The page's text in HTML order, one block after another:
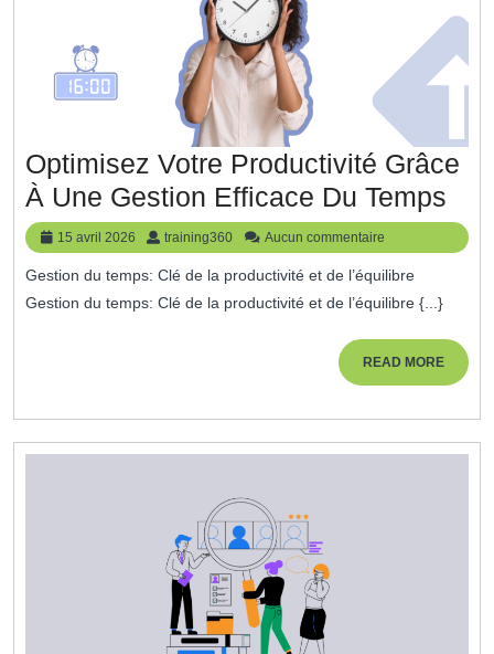
Optimisez Votre Productivité Grâce
À Une Gestion Efficace Du Temps
Du
15 avril 2026
15
avril
2026
training360 training360
Aucun commentaire
Gestion du temps: Clé de la productivité et de l’équilibre
Gestion du temps: Clé de la productivité et de l’équilibre {...}
READ MOREREAD
MORE